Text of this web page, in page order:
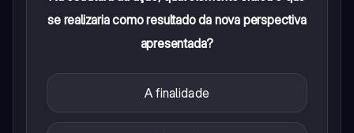
se realizaria como resultado da nova perspectiva
apresentada?
A finalidade